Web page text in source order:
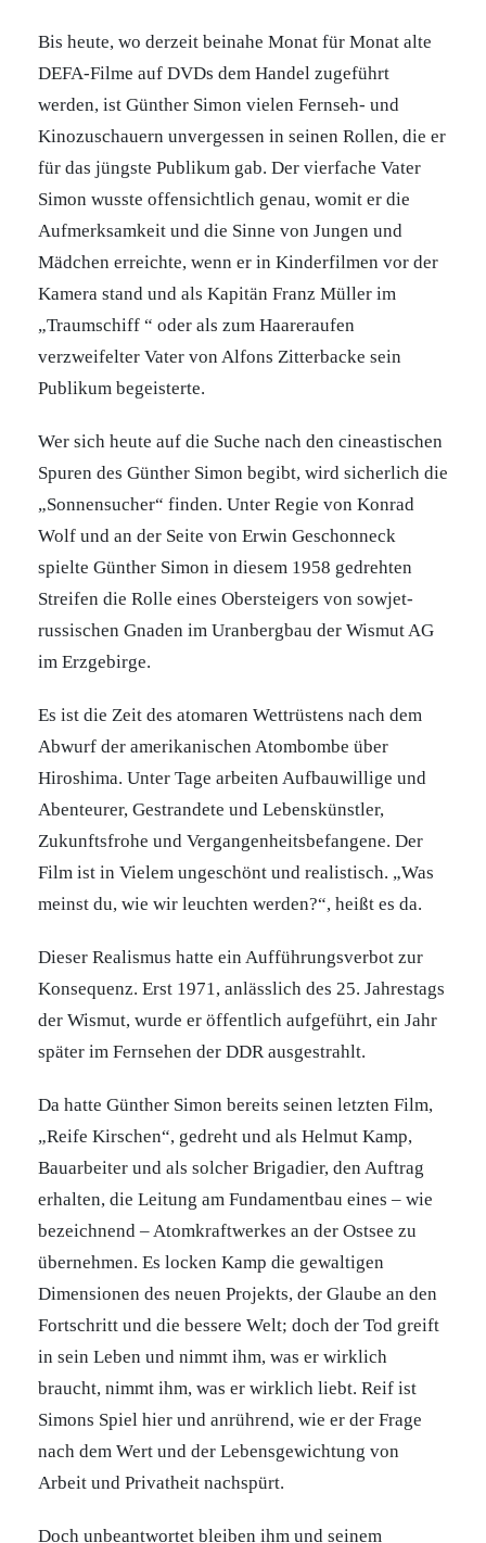
Bis heute, wo derzeit beinahe Monat für Monat alte
DEFA-Filme auf DVDs dem Handel zugeführt
werden, ist Günther Simon vielen Fernseh- und
Kinozuschauern unvergessen in seinen Rollen, die er
für das jüngste Publikum gab. Der vierfache Vater
Simon wusste offensichtlich genau, womit er die
Aufmerksamkeit und die Sinne von Jungen und
Mädchen erreichte, wenn er in Kinderfilmen vor der
Kamera stand und als Kapitän Franz Müller im
„Traumschiff “ oder als zum Haareraufen
verzweifelter Vater von Alfons Zitterbacke sein
Publikum begeisterte.
Wer sich heute auf die Suche nach den cineastischen
Spuren des Günther Simon begibt, wird sicherlich die
„Sonnensucher“ finden. Unter Regie von Konrad
Wolf und an der Seite von Erwin Geschonneck
spielte Günther Simon in diesem 1958 gedrehten
Streifen die Rolle eines Obersteigers von sowjet-
russischen Gnaden im Uranbergbau der Wismut AG
im Erzgebirge.
Es ist die Zeit des atomaren Wettrüstens nach dem
Abwurf der amerikanischen Atombombe über
Hiroshima. Unter Tage arbeiten Aufbauwillige und
Abenteurer, Gestrandete und Lebenskünstler,
Zukunftsfrohe und Vergangenheitsbefangene. Der
Film ist in Vielem ungeschönt und realistisch. „Was
meinst du, wie wir leuchten werden?“, heißt es da.
Dieser Realismus hatte ein Aufführungsverbot zur
Konsequenz. Erst 1971, anlässlich des 25. Jahrestags
der Wismut, wurde er öffentlich aufgeführt, ein Jahr
später im Fernsehen der DDR ausgestrahlt.
Da hatte Günther Simon bereits seinen letzten Film,
„Reife Kirschen“, gedreht und als Helmut Kamp,
Bauarbeiter und als solcher Brigadier, den Auftrag
erhalten, die Leitung am Fundamentbau eines – wie
bezeichnend – Atomkraftwerkes an der Ostsee zu
übernehmen. Es locken Kamp die gewaltigen
Dimensionen des neuen Projekts, der Glaube an den
Fortschritt und die bessere Welt; doch der Tod greift
in sein Leben und nimmt ihm, was er wirklich
braucht, nimmt ihm, was er wirklich liebt. Reif ist
Simons Spiel hier und anrührend, wie er der Frage
nach dem Wert und der Lebensgewichtung von
Arbeit und Privatheit nachspürt.
Doch unbeantwortet bleiben ihm und seinem